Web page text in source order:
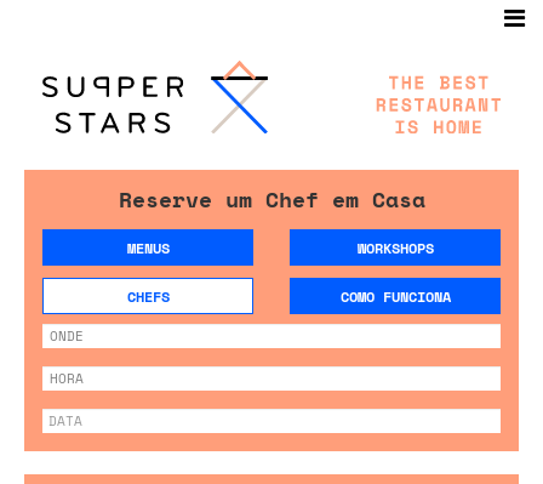
Reserve um Chef em Casa
MENUS WORKSHOPS
CHEFS COMO FUNCIONA